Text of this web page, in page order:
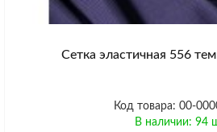
Сетка эластичная 556
Код товара: 00-
В наличии: 94